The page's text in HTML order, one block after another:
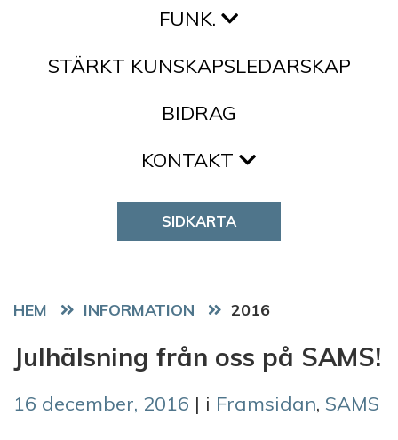
FUNK.
STÄRKT KUNSKAPSLEDARSKAP
BIDRAG
KONTAKT
SIDKARTA
HEM 2016
Julhälsning från oss på SAMS!
16 december, 2016 | i Framsidan, SAMS